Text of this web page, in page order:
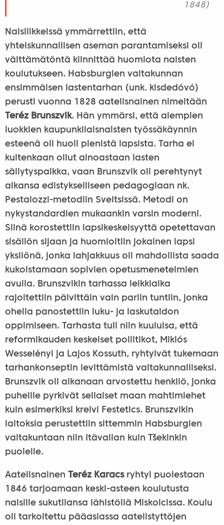
1848)
Naisliikkeissä ymmärrettiin, että
yhteiskunnallisen aseman parantamiseksi oli
välttämätöntä kiinnittää huomiota naisten
koulutukseen. Habsburgien valtakunnan
ensimmäisen lastentarhan (unk. kisdedóvó)
perusti vuonna 1828 aatelisnainen nimeltään
Teréz Brunszvik. Hän ymmärsi, että alempien
luokkien kaupunkilaisnaisten työssäkäynnin
esteenä oli huoli pienistä lapsista. Tarha ei
kuitenkaan ollut ainoastaan lasten
säilytyspaikka, vaan Brunszvik oli perehtynyt
aikansa edistykselliseen pedagogiaan nk.
Pestalozzi-metodiin Sveitsissä. Metodi on
nykystandardien mukaankin varsin moderni.
Siinä korostettiin lapsikeskeisyyttä opetettavan
sisällön sijaan ja huomioitiin jokainen lapsi
yksilönä, jonka lahjakkuus oli mahdollista saada
kukoistamaan sopivien opetusmenetelmien
avulla. Brunszvikin tarhassa leikkiaika
rajoitettiin päivittäin vain pariin tuntiin, jonka
ohella panostettiin luku- ja laskutaidon
oppimiseen. Tarhasta tuli niin kuuluisa, että
reformikauden keskeiset poliitikot, Miklós
Wesselényi ja Lajos Kossuth, ryhtyivät tukemaan
tarhankonseptin levittämistä valtakunnalliseksi.
Brunszvik oli aikanaan arvostettu henkilö, jonka
puheille pyrkivät sellaiset maan mahtimiehet
kuin esimerkiksi kreivi Festetics. Brunszvikin
laitoksia perustettiin sittemmin Habsburgien
valtakuntaan niin Itävallan kuin Tšekinkin
puolelle.
Aatelisnainen Teréz Karacsryhtyi puolestaan
1846 tarjoamaan keski-asteen koulutusta
naisille sukutilansa lähistöllä Miskolcissa. Koulu
oli tarkoitettu pääasiassa aatelistyttöjen